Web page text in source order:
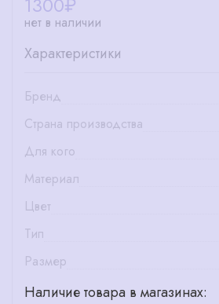
нет в наличии
Характеристики
Бренд
Страна производства
Для кого
Материал
Цвет
Тип
Размер
Наличие товара в магазинах: